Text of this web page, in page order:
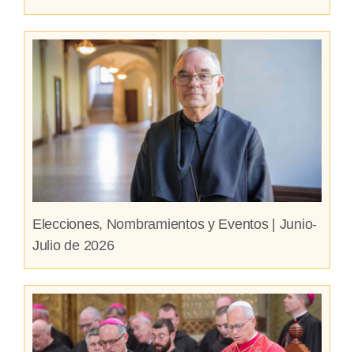
Elecciones, Nombramientos y Eventos | Junio-
Julio de 2026